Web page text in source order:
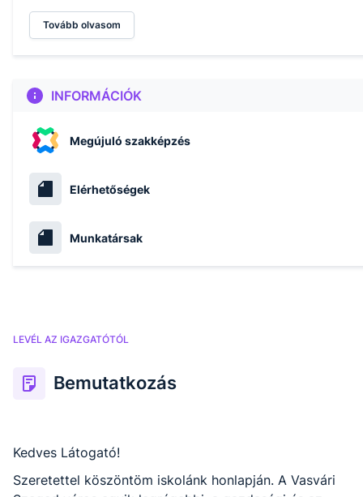
Tovább olvasom
INFORMÁCIÓK
Megújuló szakképzés
Elérhetőségek
Munkatársak
LEVÉL AZ IGAZGATÓTÓL
Bemutatkozás
Kedves Látogató!
Szeretettel köszöntöm iskolánk honlapján. A Vasvári